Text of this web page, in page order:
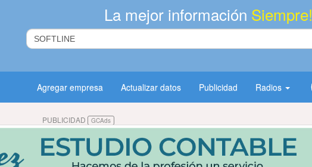
La mejor información Siempre!
Agregar empresa Actualizar datos Publicidad Radios
PUBLICIDAD GCAds